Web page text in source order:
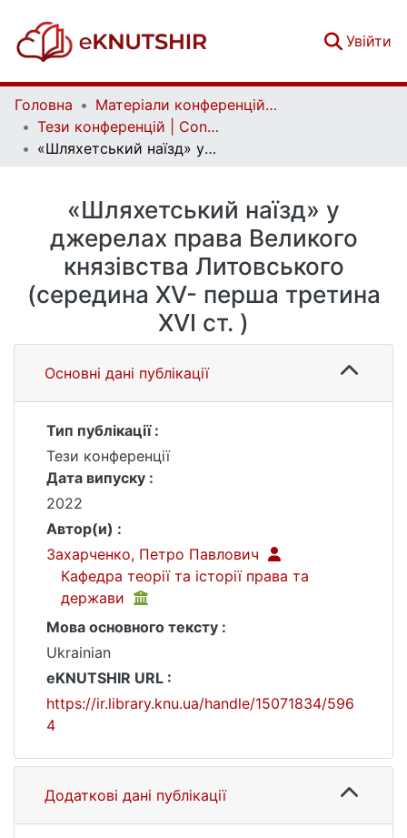
Увійти
Головна
Матеріали конференцій | Conference materials
Тези конференцій | Conference papers
«Шляхетський наїзд» у джерелах права Великого князівства Литовського (середина ХV- перша третина XVI ст. )
«Шляхетський наїзд» у
джерелах права Великого
князівства Литовського
(середина ХV- перша третина
XVI ст. )
Основні дані публікації
Тип публікації :
Тези конференції
Дата випуску :
2022
Автор(и) :
Захарченко, Петро Павлович
Кафедра теорії та історії права та
держави
Мова основного тексту :
Ukrainian
eKNUTSHIR URL :
https://ir.library.knu.ua/handle/15071834/596
4
Додаткові дані публікації